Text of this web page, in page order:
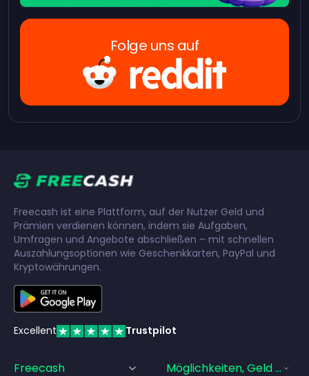
Folge uns auf
Freecash ist eine Plattform, auf der Nutzer Geld und
Prämien verdienen können, indem sie Aufgaben,
Umfragen und Angebote abschließen – mit schnellen
Auszahlungsoptionen wie Geschenkkarten, PayPal und
Kryptowährungen.
Excellent Trustpilot
Freecash Möglichkeiten, Geld Zu